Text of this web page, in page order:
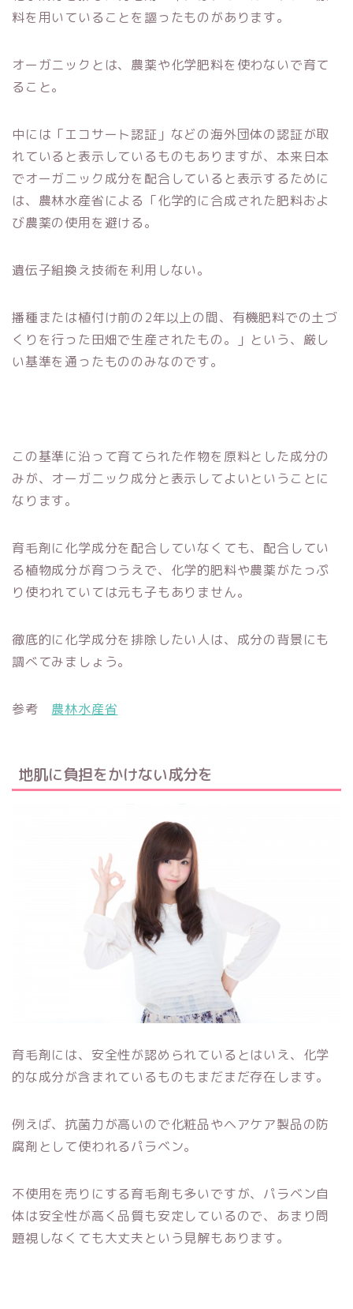
料を用いていることを謳ったものがあります。
オーガニックとは、農薬や化学肥料を使わないで育て
ること。
中には「エコサート認証」などの海外団体の認証が取
れていると表示しているものもありますが、本来日本
でオーガニック成分を配合していると表示するために
は、農林水産省による「化学的に合成された肥料およ
び農薬の使用を避ける。
遺伝子組換え技術を利用しない。
播種または植付け前の2年以上の間、有機肥料での土づ
くりを行った田畑で生産されたもの。」という、厳し
い基準を通ったもののみなのです。
この基準に沿って育てられた作物を原料とした成分の
みが、オーガニック成分と表示してよいということに
なります。
育毛剤に化学成分を配合していなくても、配合してい
る植物成分が育つうえで、化学的肥料や農薬がたっぷ
り使われていては元も子もありません。
徹底的に化学成分を排除したい人は、成分の背景にも
調べてみましょう。
参考 農林水産省
地肌に負担をかけない成分を
育毛剤には、安全性が認められているとはいえ、化学
的な成分が含まれているものもまだまだ存在します。
例えば、抗菌力が高いので化粧品やヘアケア製品の防
腐剤として使われるパラベン。
不使用を売りにする育毛剤も多いですが、パラベン自
体は安全性が高く品質も安定しているので、あまり問
題視しなくても大丈夫という見解もあります。